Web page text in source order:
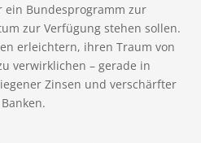
Bundesprogramm zur
zur Verfügung stehen sollen.
erleichtern, ihren Traum von
verwirklichen – gerade in
Zinsen und verschärfter